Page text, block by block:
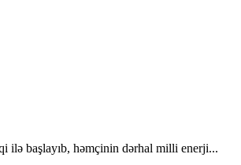
ilə başlayıb, həmçinin dərhal milli enerji...